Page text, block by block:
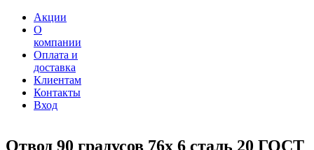
Акции
О
компании
Оплата и
доставка
Клиентам
Контакты
Вход
Отвод 90 градусов 76х 6 сталь 20 ГОСТ